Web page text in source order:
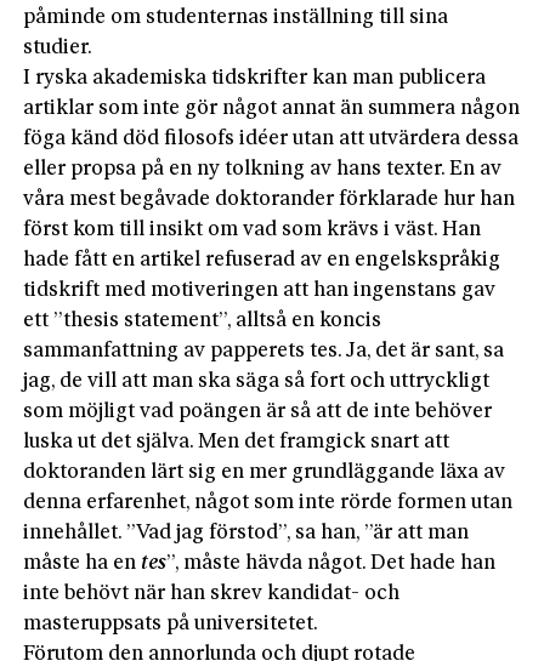
påminde om studenternas inställning till sina
studier.
I ryska akademiska tidskrifter kan man publicera
artiklar som inte gör något annat än summera någon
föga känd död filosofs idéer utan att utvärdera dessa
eller propsa på en ny tolkning av hans texter. En av
våra mest begåvade doktorander förklarade hur han
först kom till insikt om vad som krävs i väst. Han
hade fått en artikel refuserad av en engelskspråkig
tidskrift med motiveringen att han ingenstans gav
ett ”thesis statement”, alltså en koncis
sammanfattning av papperets tes. Ja, det är sant, sa
jag, de vill att man ska säga så fort och uttryckligt
som möjligt vad poängen är så att de inte behöver
luska ut det själva. Men det framgick snart att
doktoranden lärt sig en mer grundläggande läxa av
denna erfarenhet, något som inte rörde formen utan
innehållet. ”Vad jag förstod”, sa han, ”är att man
måste ha en tes”, måste hävda något. Det hade han
inte behövt när han skrev kandidat- och
masteruppsats på universitetet.
Förutom den annorlunda och djupt rotade